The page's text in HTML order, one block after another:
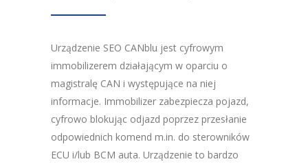
Urządzenie SEO CANblu jest cyfrowym
immobilizerem działającym w oparciu o
magistralę CAN i występujące na niej
informacje. Immobilizer zabezpiecza pojazd,
cyfrowo blokując odjazd poprzez przesłanie
odpowiednich komend m.in. do sterowników
ECU i/lub BCM auta. Urządzenie to bardzo